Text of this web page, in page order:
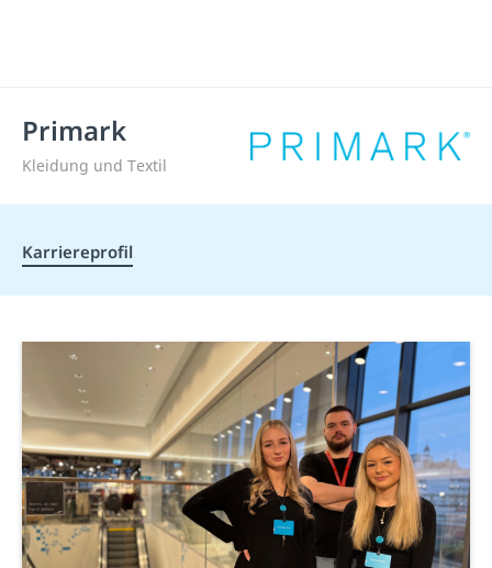
Primark
Kleidung und Textil
Karriereprofil